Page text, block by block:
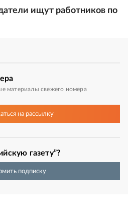
ищут работников по
материалы свежего номера
на рассылку
газету”?
подписку